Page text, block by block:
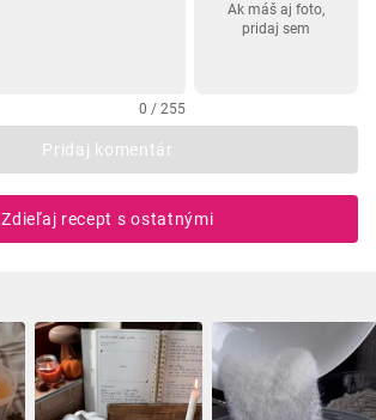
0 / 255
Ak máš aj foto,
pridaj sem
Pridaj komentár
Zdieľaj recept s ostatnými